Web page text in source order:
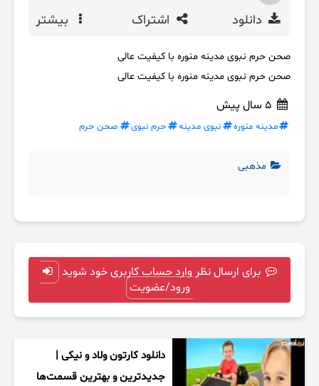
دانلود اشتراک بیشتر
صحن حرم نبوی مدینه منوره با کیفیت عالی
صحن حرم نبوی مدینه منوره با کیفیت عالی
مدینه منوره نبوی مدینه حرم نبوی صحن حرم
مذهبی
برای ارسال نظر وارد حساب کاربری خود شوید
ورود/عضویت
دانلود کارتون ولاد و نیکی |
جدیدترین و بهترین قسمت‌ها